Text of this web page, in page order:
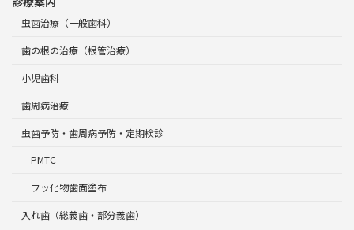
虫歯治療（一般歯科）
歯の根の治療（根管治療）
小児歯科
歯周病治療
虫歯予防・歯周病予防・定期検診
PMTC
フッ化物歯面塗布
入れ歯（総義歯・部分義歯）